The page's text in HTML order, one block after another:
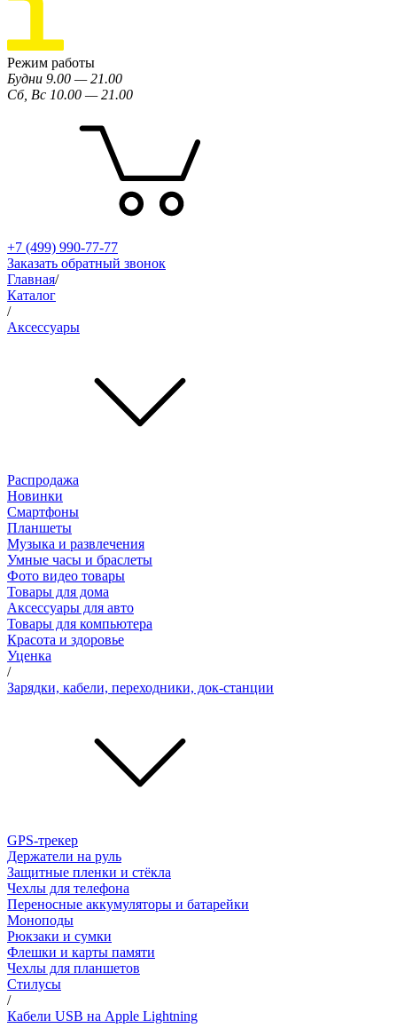
Режим работы
Будни 9.00 — 21.00
Сб, Вс 10.00 — 21.00
+7 (499) 990-77-77
Заказать обратный звонок
Главная/
Каталог
/
Аксессуары
Распродажа
Новинки
Смартфоны
Планшеты
Музыка и развлечения
Умные часы и браслеты
Фото видео товары
Товары для дома
Аксессуары для авто
Товары для компьютера
Красота и здоровье
Уценка
/
Зарядки, кабели, переходники, док-станции
GPS-трекер
Держатели на руль
Защитные пленки и стёкла
Чехлы для телефона
Переносные аккумуляторы и батарейки
Моноподы
Рюкзаки и сумки
Флешки и карты памяти
Чехлы для планшетов
Стилусы
/
Кабели USB на Apple Lightning